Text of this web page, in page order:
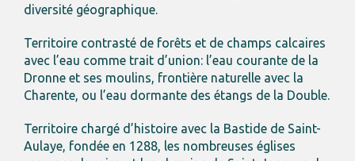
diversité géographique.
Territoire contrasté de forêts et de champs calcaires
avec l’eau comme trait d’union: l’eau courante de la
Dronne et ses moulins, frontière naturelle avec la
Charente, ou l’eau dormante des étangs de la Double.
Territoire chargé d’histoire avec la Bastide de Saint-
Aulaye, fondée en 1288, les nombreuses églises